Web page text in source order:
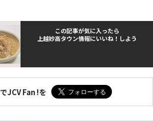
この記事が気に入ったら
上越妙高タウン情報にいいね！しよう
JCV Fan !を